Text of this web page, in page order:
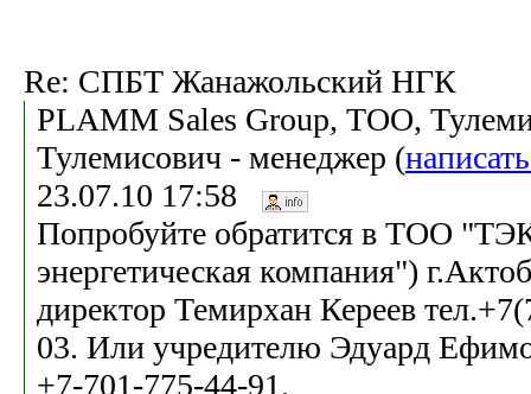
Re: СПБТ Жанажольский НГК
PLAMM Sales Group, ТОО,
Тулемисович - менеджер (
23.07.10 17:58
Попробуйте обратится в ТОО
энергетическая компания")
директор Темирхан Кереев
03. Или учредителю Эдуард
+7-701-775-44-91.